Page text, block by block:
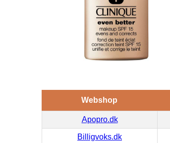
Webshop
Apopro.dk
Billigvoks.dk